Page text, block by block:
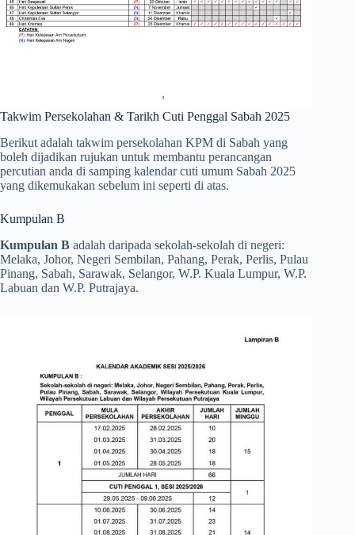
Takwim Persekolahan & Tarikh Cuti Penggal Sabah 2025
Berikut adalah takwim persekolahan KPM di Sabah yang
boleh dijadikan rujukan untuk membantu perancangan
percutian anda di samping kalendar cuti umum Sabah 2025
yang dikemukakan sebelum ini seperti di atas.
Kumpulan B
Kumpulan B adalah daripada sekolah-sekolah di negeri:
Melaka, Johor, Negeri Sembilan, Pahang, Perak, Perlis, Pulau
Pinang, Sabah, Sarawak, Selangor, W.P. Kuala Lumpur, W.P.
Labuan dan W.P. Putrajaya.